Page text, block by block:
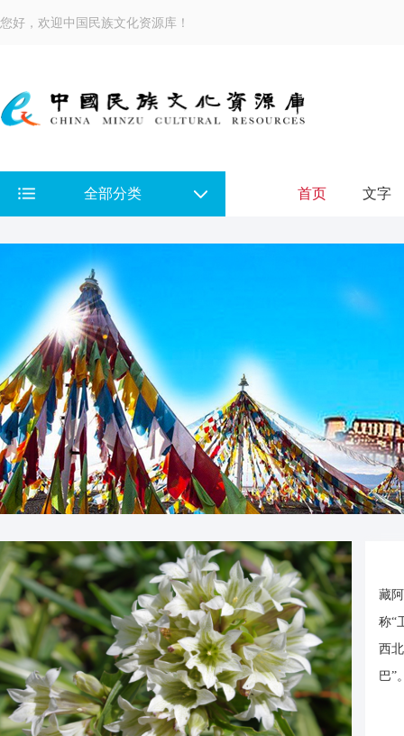
您好，欢迎中国民族文化资源库！
全部分类 首页 文字
藏
称“
西
巴”